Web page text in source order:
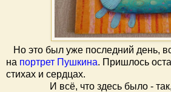
Но это был уже последний день,
на портрет Пушкина. Пришлось
стихах и сердцах.
И всё, что здесь было - так,